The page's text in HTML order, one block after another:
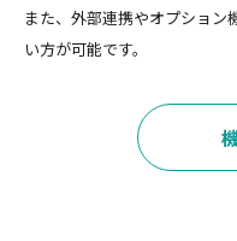
また、外部連携やオプショ
い方が可能です。